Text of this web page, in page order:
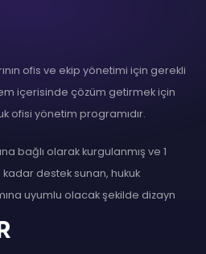
ofis ve ekip yönetimi için gerekli
içerisinde çözüm getirmek için
ofisi yönetim programıdır.
bağlı olarak kurgulanmış ve 1
kadar destek sunan, hukuk
uyumlu olacak şekilde dizayn